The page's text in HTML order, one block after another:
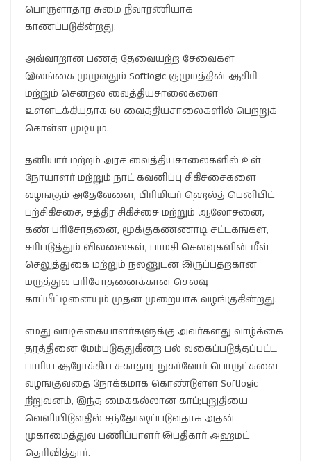
பொருளாதார சுமை நிவாரணியாக
காணப்படுகின்றது.
அவ்வாறான பணத் தேவையற்ற சேவைகள்
இலங்கை முழுவதும் Softlogic குழுமத்தின் ஆசிரி
மற்றும் சென்றல் வைத்தியசாலைகளை
உள்ளடக்கியதாக 60 வைத்தியசாலைகளில் பெற்றுக்
கொள்ள முடியும்.
தனியார் மற்றம் அரச வைத்தியசாலைகளில் உள்
நோயாளர் மற்றும் நாட் கவனிப்பு சிகிச்சைகளை
வழங்கும் அதேவேளை, பிரிமியர் ஹெல்த் பெனிபிட்
பற்சிகிச்சை, சத்திர சிகிச்சை மற்றும் ஆலோசனை,
கண் பரிசோதனை, மூக்குகண்ணாடி சட்டகங்கள்,
சரிபடுத்தும் வில்லைகள், பாமசி செலவுகளின் மீள்
செலுத்துகை மற்றும் நலனுடன் இருப்பதற்கான
மருத்துவ பரிசோதனைக்கான செலவு
காப்பீட்டினையும் முதன் முறையாக வழங்குகின்றது.
எமது வாடிக்கையாளர்களுக்கு அவர்களது வாழ்க்கை
தரத்தினை மேம்படுத்துகின்ற பல் வகைப்படுத்தப்பட்ட
பாரிய ஆரோக்கிய சுகாதார நுகர்வோர் பொருட்களை
வழங்குவதை நோக்கமாக கொண்டுள்ள Softlogic
நிறுவனம், இந்த மைக்கல்லான காப்;புறுதியை
வெளியிடுவதில் சந்தோஷப்படுவதாக அதன்
முகாமைத்துவ பணிப்பாளர் இப்திகார் அஹமட்
தெரிவித்தார்.